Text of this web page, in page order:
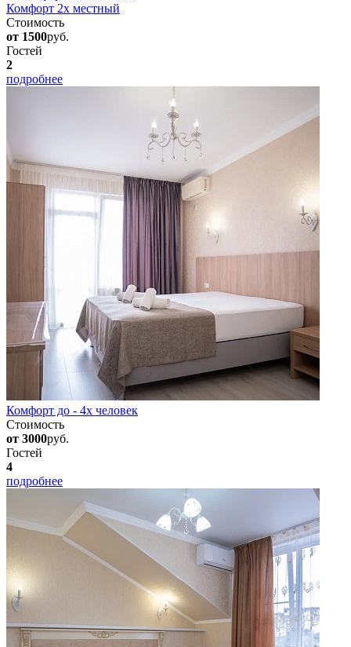
Комфорт 2х местный
Стоимость
от 1500руб.
Гостей
2
подробнее
Комфорт до - 4х человек
Стоимость
от 3000руб.
Гостей
4
подробнее